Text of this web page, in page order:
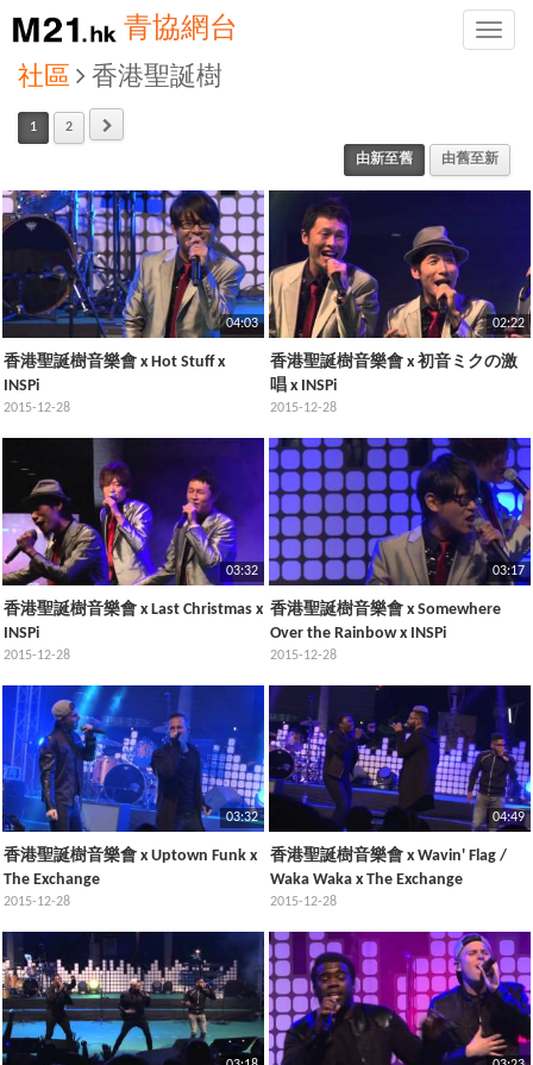
Toggle
青協網台
社區 香港聖誕樹
1 2
由新至舊 由舊至新
04:03
香港聖誕樹音樂會 x Hot Stuff x
INSPi
2015-12-28
02:22
香港聖誕樹音樂會 x 初音ミクの激
唱 x INSPi
2015-12-28
03:32
香港聖誕樹音樂會 x Last Christmas x
INSPi
2015-12-28
03:17
香港聖誕樹音樂會 x Somewhere
Over the Rainbow x INSPi
2015-12-28
03:32
香港聖誕樹音樂會 x Uptown Funk x
The Exchange
2015-12-28
04:49
香港聖誕樹音樂會 x Wavin' Flag /
Waka Waka x The Exchange
2015-12-28